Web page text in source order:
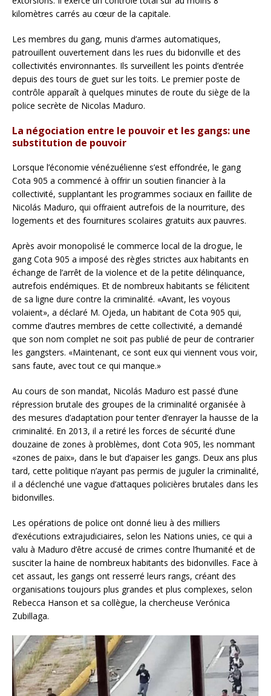
kilomètres carrés au cœur de la capitale.
Les membres du gang, munis d’armes automatiques,
patrouillent ouvertement dans les rues du bidonville et des
collectivités environnantes. Ils surveillent les points d’entrée
depuis des tours de guet sur les toits. Le premier poste de
contrôle apparaît à quelques minutes de route du siège de la
police secrète de Nicolas Maduro.
La négociation entre le pouvoir et les gangs: une
substitution de pouvoir
Lorsque l’économie vénézuélienne s’est effondrée, le gang
Cota 905 a commencé à offrir un soutien financier à la
collectivité, supplantant les programmes sociaux en faillite de
Nicolás Maduro, qui offraient autrefois de la nourriture, des
logements et des fournitures scolaires gratuits aux pauvres.
Après avoir monopolisé le commerce local de la drogue, le
gang Cota 905 a imposé des règles strictes aux habitants en
échange de l’arrêt de la violence et de la petite délinquance,
autrefois endémiques. Et de nombreux habitants se félicitent
de sa ligne dure contre la criminalité. «Avant, les voyous
volaient», a déclaré M. Ojeda, un habitant de Cota 905 qui,
comme d’autres membres de cette collectivité, a demandé
que son nom complet ne soit pas publié de peur de contrarier
les gangsters. «Maintenant, ce sont eux qui viennent vous voir,
sans faute, avec tout ce qui manque.»
Au cours de son mandat, Nicolás Maduro est passé d’une
répression brutale des groupes de la criminalité organisée à
des mesures d’adaptation pour tenter d’enrayer la hausse de la
criminalité. En 2013, il a retiré les forces de sécurité d’une
douzaine de zones à problèmes, dont Cota 905, les nommant
«zones de paix», dans le but d’apaiser les gangs. Deux ans plus
tard, cette politique n’ayant pas permis de juguler la criminalité,
il a déclenché une vague d’attaques policières brutales dans les
bidonvilles.
Les opérations de police ont donné lieu à des milliers
d’exécutions extrajudiciaires, selon les Nations unies, ce qui a
valu à Maduro d’être accusé de crimes contre l’humanité et de
susciter la haine de nombreux habitants des bidonvilles. Face à
cet assaut, les gangs ont resserré leurs rangs, créant des
organisations toujours plus grandes et plus complexes, selon
Rebecca Hanson et sa collègue, la chercheuse Verónica
Zubillaga.